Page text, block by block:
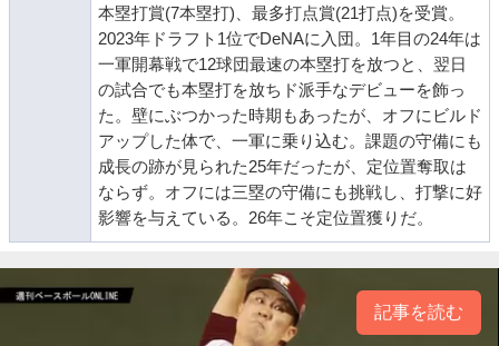
本塁打賞(7本塁打)、最多打点賞(21打点)を受賞。
2023年ドラフト1位でDeNAに入団。1年目の24年は
一軍開幕戦で12球団最速の本塁打を放つと、翌日
の試合でも本塁打を放ちド派手なデビューを飾っ
た。壁にぶつかった時期もあったが、オフにビルド
アップした体で、一軍に乗り込む。課題の守備にも
成長の跡が見られた25年だったが、定位置奪取は
ならず。オフには三塁の守備にも挑戦し、打撃に好
影響を与えている。26年こそ定位置獲りだ。
記事を読む